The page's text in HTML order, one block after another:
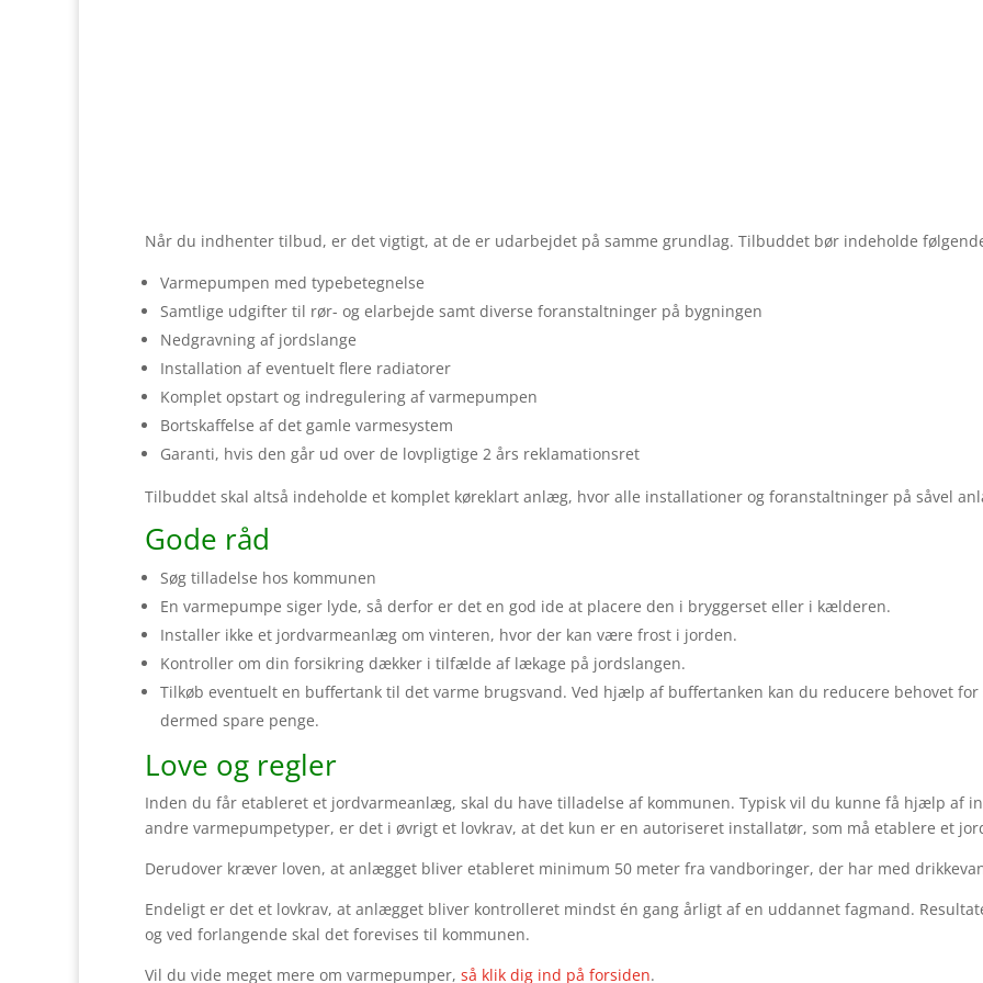
Når du indhenter tilbud, er det vigtigt, at de er udarbejdet på samme grundlag. Tilbuddet bør indeholde
Varmepumpen med typebetegnelse
Samtlige udgifter til rør- og elarbejde samt diverse foranstaltninger på bygningen
Nedgravning af jordslange
Installation af eventuelt flere radiatorer
Komplet opstart og indregulering af varmepumpen
Bortskaffelse af det gamle varmesystem
Garanti, hvis den går ud over de lovpligtige 2 års reklamationsret
Tilbuddet skal altså indeholde et komplet køreklart anlæg, hvor alle installationer og foranstaltninger på såvel
Gode råd
Søg tilladelse hos kommunen
En varmepumpe siger lyde, så derfor er det en god ide at placere den i bryggerset eller i kælderen.
Installer ikke et jordvarmeanlæg om vinteren, hvor der kan være frost i jorden.
Kontroller om din forsikring dækker i tilfælde af lækage på jordslangen.
Tilkøb eventuelt en buffertank til det varme brugsvand. Ved hjælp af buffertanken kan du reducere behovet
dermed spare penge.
Love og regler
Inden du får etableret et jordvarmeanlæg, skal du have tilladelse af kommunen. Typisk vil du kunne få hjælp af
andre varmepumpetyper, er det i øvrigt et lovkrav, at det kun er en autoriseret installatør, som må etablere et
Derudover kræver loven, at anlægget bliver etableret minimum 50 meter fra vandboringer, der har med
Endeligt er det et lovkrav, at anlægget bliver kontrolleret mindst én gang årligt af en uddannet fagmand.
og ved forlangende skal det forevises til kommunen.
Vil du vide meget mere om varmepumper, så klik dig ind på forsiden.